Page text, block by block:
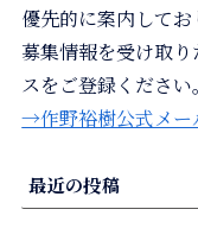
優先的に案内してお
募集情報を受け取
スをご登録ください。
→作野裕樹公式メー
最近の投稿